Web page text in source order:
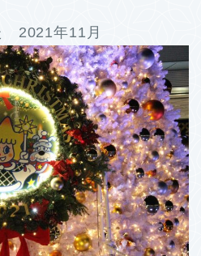
2021年11月